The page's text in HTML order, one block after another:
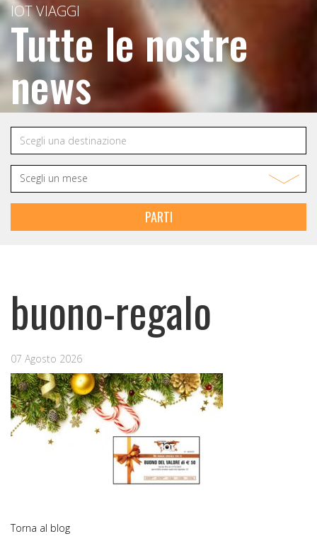
IOT VIAGGI
Tutte le nostre
news
PARTI
buono-regalo
07 Agosto 2026
Torna al blog